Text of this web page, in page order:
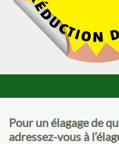
Pour un élagage de
adressez-vous à